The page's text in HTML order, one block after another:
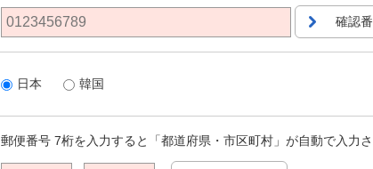
確認
日本 韓国
郵便番号 7桁を入力すると「都道府県・市区町村」が自動で入力さ